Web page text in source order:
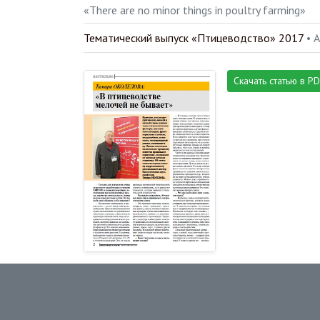
«There are no minor things in poultry farming»
Тематический выпуск «Птицеводство» 2017 •
Скачать статью в